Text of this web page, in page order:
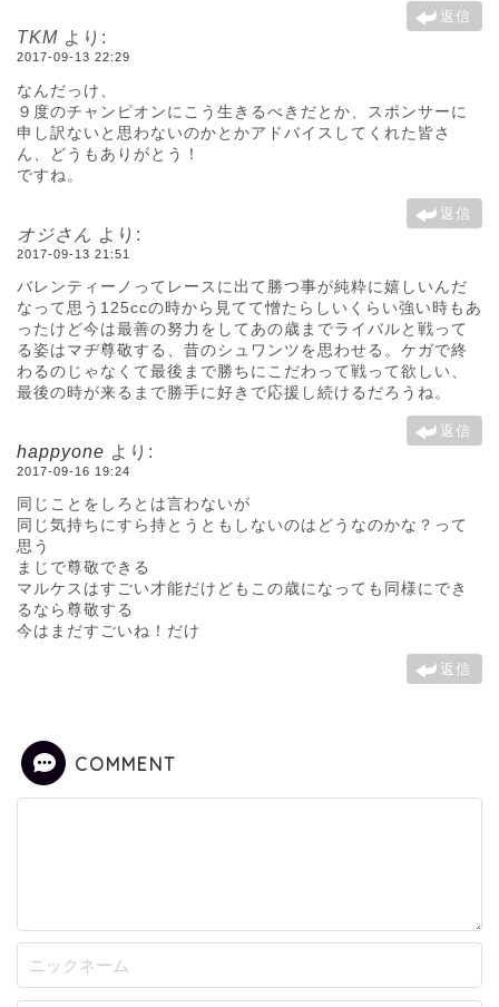
返信
TKM より:
2017-09-13 22:29
なんだっけ、
９度のチャンピオンにこう生きるべきだとか、スポンサーに
申し訳ないと思わないのかとかアドバイスしてくれた皆さ
ん、どうもありがとう！
ですね。
返信
オジさん より:
2017-09-13 21:51
バレンティーノってレースに出て勝つ事が純粋に嬉しいんだ
なって思う125ccの時から見てて憎たらしいくらい強い時もあ
ったけど今は最善の努力をしてあの歳までライバルと戦って
る姿はマヂ尊敬する、昔のシュワンツを思わせる。ケガで終
わるのじゃなくて最後まで勝ちにこだわって戦って欲しい、
最後の時が来るまで勝手に好きで応援し続けるだろうね。
返信
happyone より:
2017-09-16 19:24
同じことをしろとは言わないが
同じ気持ちにすら持とうともしないのはどうなのかな？って
思う
まじで尊敬できる
マルケスはすごい才能だけどもこの歳になっても同様にでき
るなら尊敬する
今はまだすごいね！だけ
返信
COMMENT